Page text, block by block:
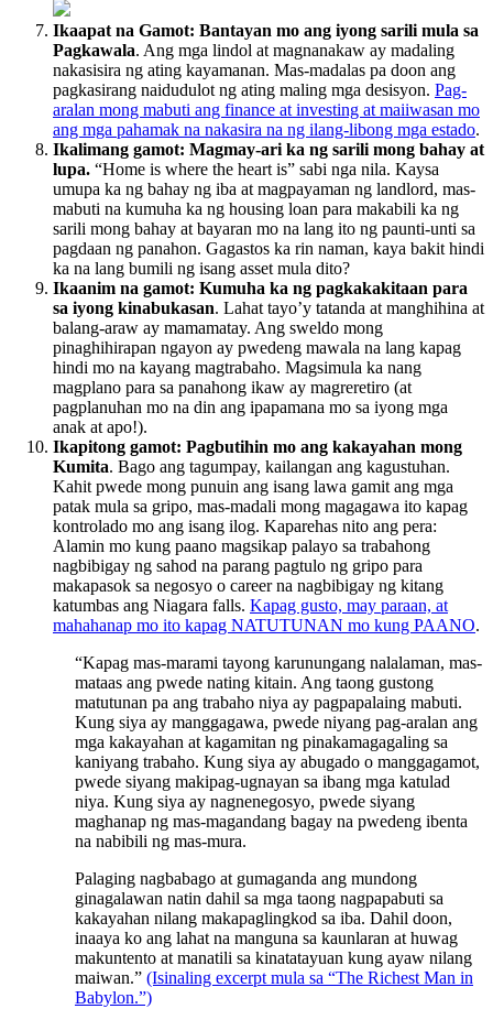
Ikaapat na Gamot: Bantayan mo ang iyong sarili mula sa
Pagkawala. Ang mga lindol at magnanakaw ay madaling
nakasisira ng ating kayamanan. Mas-madalas pa doon ang
pagkasirang naidudulot ng ating maling mga desisyon. Pag-
aralan mong mabuti ang finance at investing at maiiwasan mo
ang mga pahamak na nakasira na ng ilang-libong mga estado.
Ikalimang gamot: Magmay-ari ka ng sarili mong bahay at
lupa. “Home is where the heart is” sabi nga nila. Kaysa
umupa ka ng bahay ng iba at magpayaman ng landlord, mas-
mabuti na kumuha ka ng housing loan para makabili ka ng
sarili mong bahay at bayaran mo na lang ito ng paunti-unti sa
pagdaan ng panahon. Gagastos ka rin naman, kaya bakit hindi
ka na lang bumili ng isang asset mula dito?
Ikaanim na gamot: Kumuha ka ng pagkakakitaan para
sa iyong kinabukasan. Lahat tayo’y tatanda at manghihina at
balang-araw ay mamamatay. Ang sweldo mong
pinaghihirapan ngayon ay pwedeng mawala na lang kapag
hindi mo na kayang magtrabaho. Magsimula ka nang
magplano para sa panahong ikaw ay magreretiro (at
pagplanuhan mo na din ang ipapamana mo sa iyong mga
anak at apo!).
Ikapitong gamot: Pagbutihin mo ang kakayahan mong
Kumita. Bago ang tagumpay, kailangan ang kagustuhan.
Kahit pwede mong punuin ang isang lawa gamit ang mga
patak mula sa gripo, mas-madali mong magagawa ito kapag
kontrolado mo ang isang ilog. Kaparehas nito ang pera:
Alamin mo kung paano magsikap palayo sa trabahong
nagbibigay ng sahod na parang pagtulo ng gripo para
makapasok sa negosyo o career na nagbibigay ng kitang
katumbas ang Niagara falls. Kapag gusto, may paraan, at
mahahanap mo ito kapag NATUTUNAN mo kung PAANO.
“Kapag mas-marami tayong karunungang nalalaman, mas-
mataas ang pwede nating kitain. Ang taong gustong
matutunan pa ang trabaho niya ay pagpapalaing mabuti.
Kung siya ay manggagawa, pwede niyang pag-aralan ang
mga kakayahan at kagamitan ng pinakamagagaling sa
kaniyang trabaho. Kung siya ay abugado o manggagamot,
pwede siyang makipag-ugnayan sa ibang mga katulad
niya. Kung siya ay nagnenegosyo, pwede siyang
maghanap ng mas-magandang bagay na pwedeng ibenta
na nabibili ng mas-mura.
Palaging nagbabago at gumaganda ang mundong
ginagalawan natin dahil sa mga taong nagpapabuti sa
kakayahan nilang makapaglingkod sa iba. Dahil doon,
inaaya ko ang lahat na manguna sa kaunlaran at huwag
makuntento at manatili sa kinatatayuan kung ayaw nilang
maiwan.” (Isinaling excerpt mula sa “The Richest Man in
Babylon.”)